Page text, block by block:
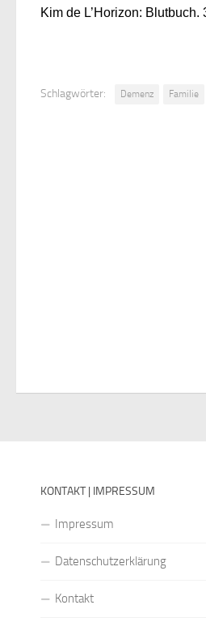
Kim de L’Horizon:
Schlagwörter: Demenz Familie
KONTAKT | IMPRESSUM
Impressum
Datenschutzerklärung
Kontakt